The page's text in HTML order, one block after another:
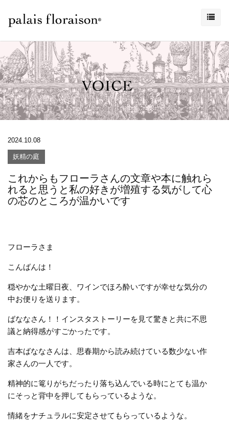
2024.10.08
妖精の庭
これからもフローラさんの文章や本に触れら
れると思うと私の好きが増殖する気がして心
の芯のところが温かいです
フローラさま
こんばんは！
穏やかな土曜日夜、ワインでほろ酔いですが幸せな気分の
中お便りを送ります。
ばななさん！！インスタストーリーを見て驚きと共に不思
議と納得感がすごかったです。
吉本ばななさんは、思春期から読み続けている数少ない作
家さんの一人です。
精神的に篭りがちだったり落ち込んでいる時にとても温か
にそっと背中を押してもらっているような。
情緒をナチュラルに安定させてもらっているような。